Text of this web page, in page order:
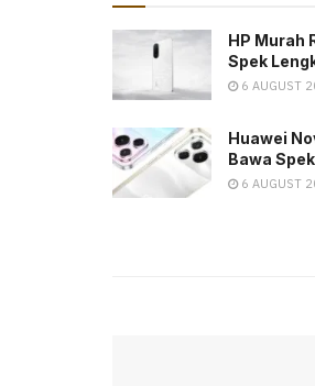
HP Murah
Spek
6 AUGUST
Huawei
Bawa
6 AUGUST